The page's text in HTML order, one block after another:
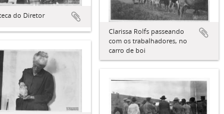
do Diretor
Clarissa Rolfs passeando
com os trabalhadores, no
carro de boi